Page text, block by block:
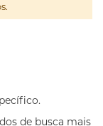
de busca mais